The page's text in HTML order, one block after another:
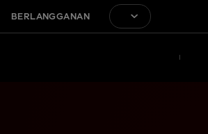
BERLANGGANAN